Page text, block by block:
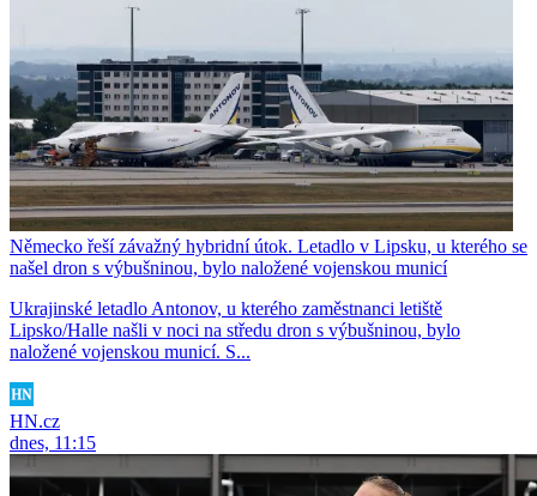
Německo řeší závažný hybridní útok. Letadlo v Lipsku, u kterého se
našel dron s výbušninou, bylo naložené vojenskou municí
Ukrajinské letadlo Antonov, u kterého zaměstnanci letiště
Lipsko/Halle našli v noci na středu dron s výbušninou, bylo
naložené vojenskou municí. S...
HN.cz
dnes, 11:15